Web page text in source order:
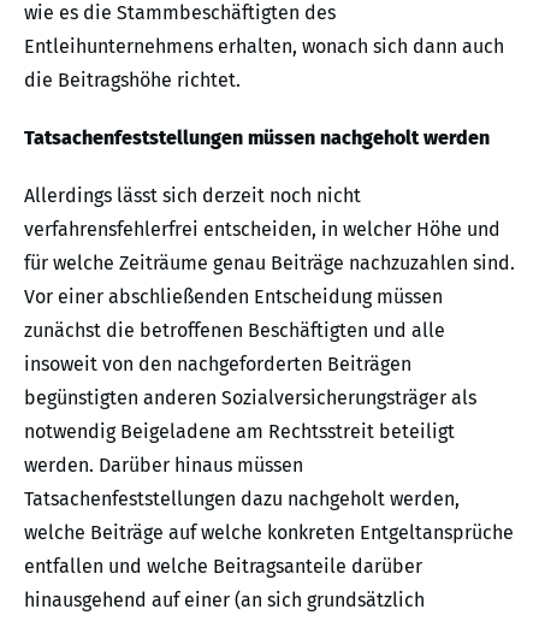
wie es die Stammbeschäftigten des
Entleihunternehmens erhalten, wonach sich dann auch
die Beitragshöhe richtet.
Tatsachenfeststellungen müssen nachgeholt werden
Allerdings lässt sich derzeit noch nicht
verfahrensfehlerfrei entscheiden, in welcher Höhe und
für welche Zeiträume genau Beiträge nachzuzahlen sind.
Vor einer abschließenden Entscheidung müssen
zunächst die betroffenen Beschäftigten und alle
insoweit von den nachgeforderten Beiträgen
begünstigten anderen Sozialversicherungsträger als
notwendig Beigeladene am Rechtsstreit beteiligt
werden. Darüber hinaus müssen
Tatsachenfeststellungen dazu nachgeholt werden,
welche Beiträge auf welche konkreten Entgeltansprüche
entfallen und welche Beitragsanteile darüber
hinausgehend auf einer (an sich grundsätzlich